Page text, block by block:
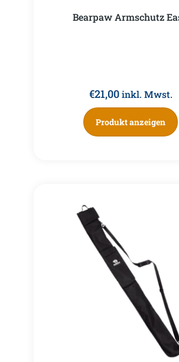
Bearpaw Armschutz
€21,00 inkl. Mwst.
Produkt anzeigen